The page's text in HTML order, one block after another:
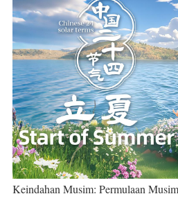
Keindahan Musim: Permulaan